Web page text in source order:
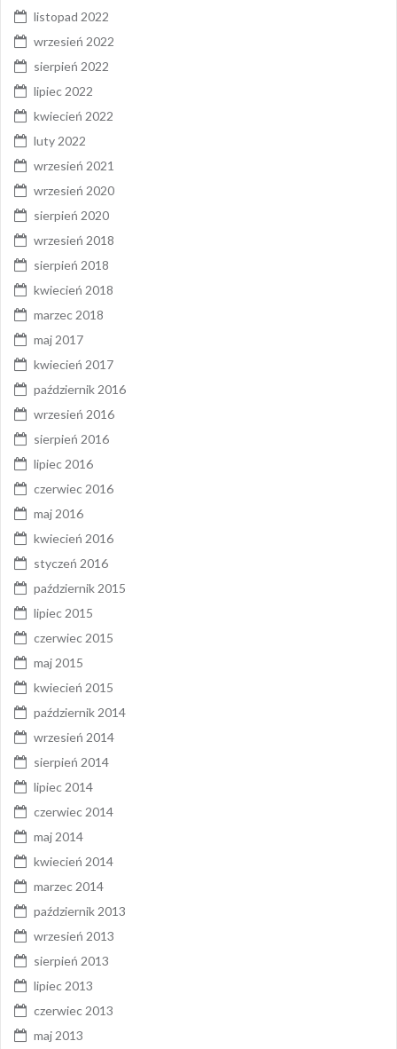
listopad 2022
wrzesień 2022
sierpień 2022
lipiec 2022
kwiecień 2022
luty 2022
wrzesień 2021
wrzesień 2020
sierpień 2020
wrzesień 2018
sierpień 2018
kwiecień 2018
marzec 2018
maj 2017
kwiecień 2017
październik 2016
wrzesień 2016
sierpień 2016
lipiec 2016
czerwiec 2016
maj 2016
kwiecień 2016
styczeń 2016
październik 2015
lipiec 2015
czerwiec 2015
maj 2015
kwiecień 2015
październik 2014
wrzesień 2014
sierpień 2014
lipiec 2014
czerwiec 2014
maj 2014
kwiecień 2014
marzec 2014
październik 2013
wrzesień 2013
sierpień 2013
lipiec 2013
czerwiec 2013
maj 2013